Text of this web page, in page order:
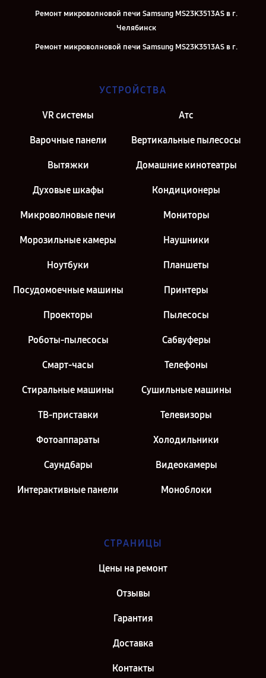
Ремонт микроволновой печи Samsung MS23K3513AS в г.
Челябинск
Ремонт микроволновой печи Samsung MS23K3513AS в г.
Ремонт микроволновой печи Samsung MS23K3513AS в г. Санкт-
УСТРОЙСТВА
VR системы Атс
Варочные панели Вертикальные пылесосы
Вытяжки Домашние кинотеатры
Духовые шкафы Кондиционеры
Микроволновые печи Мониторы
Морозильные камеры Наушники
Ноутбуки Планшеты
Посудомоечные машины Принтеры
Проекторы Пылесосы
Роботы-пылесосы Сабвуферы
Смарт-часы Телефоны
Стиральные машины Сушильные машины
ТВ-приставки Телевизоры
Фотоаппараты Холодильники
Саундбары Видеокамеры
Интерактивные панели Моноблоки
СТРАНИЦЫ
Цены на ремонт
Отзывы
Гарантия
Доставка
Контакты